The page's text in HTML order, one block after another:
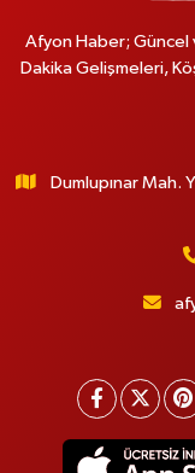
Afyon Haber; Güncel
Dakika Gelişmeleri,
Dumlupınar Mah.